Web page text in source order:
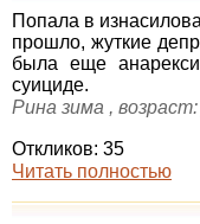
Попала в
прошло, жуткие
была еще
суициде.
Рина зима ,
Откликов: 35
Читать полностью